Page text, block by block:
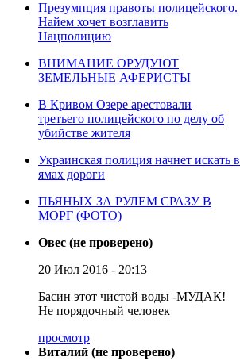
Презумпция правоты полицейского.
Найем хочет возглавить
Нацполицию
ВНИМАНИЕ ОРУДУЮТ
ЗЕМЕЛЬНЫЕ АФЕРИСТЫ
В Кривом Озере арестовали
третьего полицейского по делу об
убийстве жителя
Украинская полиция начнет искать в
ямах дороги
ПЬЯНЫХ ЗА РУЛЕМ СРАЗУ В
МОРГ (ФОТО)
Овес (не проверено)
20 Июл 2016 - 20:13
Басин этот чистой воды -МУДАК!
Не порядочный человек
просмотр
Виталий (не проверено)